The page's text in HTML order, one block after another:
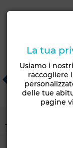
Eden Island
Bouznika
Tipo di proprietà
La tua
Usiamo i
raccogliere
delle tue
pagine